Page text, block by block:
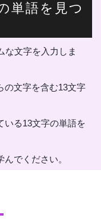
単語を見つ
な文字を入力しま
の文字を含む13文字
いる13文字の単語を
でください。